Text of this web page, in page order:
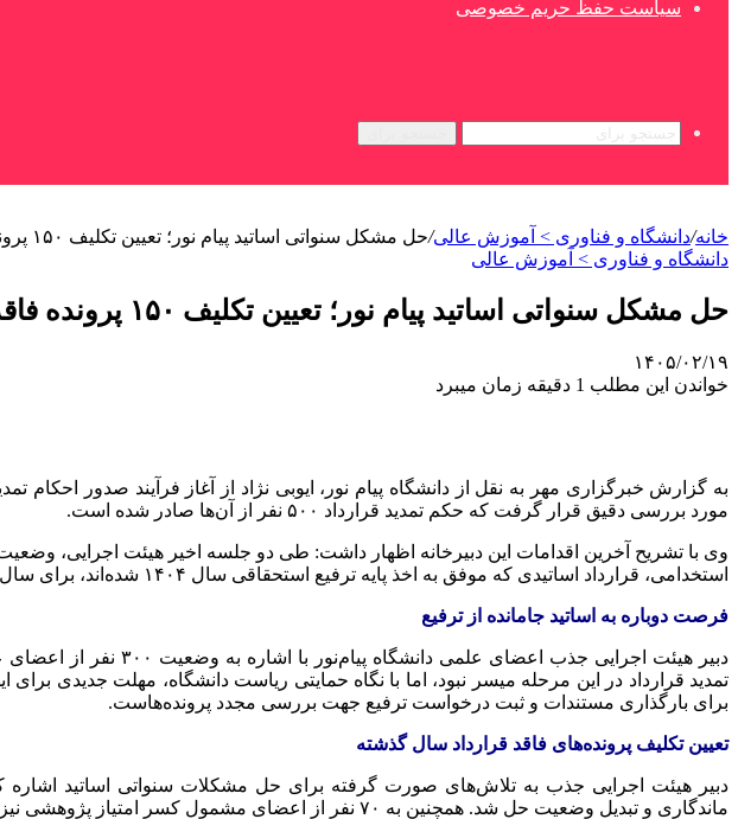
سیاست حفظ حریم خصوصی
خانه/دانشگاه و فناوری > آموزش عالی/حل مشکل سنواتی اساتید پیام نور؛ تعیین تکلیف ۱۵۰ پرونده فاقد قرارداد
دانشگاه و فناوری > آموزش عالی
حل مشکل سنواتی اساتید پیام نور؛ تعیین تکلیف ۱۵۰ پرونده فاقد قرارداد
۱۴۰۵/۰۲/۱۹
خواندن این مطلب 1 دقیقه زمان میبرد
مورد بررسی دقیق قرار گرفت که حکم تمدید قرارداد ۵۰۰ نفر از آن‌ها صادر شده است.
استخدامی، قرارداد اساتیدی که موفق به اخذ پایه ترفیع استحقاقی سال ۱۴۰۴ شده‌اند، برای سال ۱۴۰۵ تمدید و جهت صدور حکم به اداره کل امور اداری ارسال گردید.
‌فرصت دوباره به اساتید جامانده از ترفیع
تمدید قرارداد در این مرحله میسر نبود، اما با نگاه حمایتی ریاست دانشگاه، مهلت جدیدی
برای بارگذاری مستندات و ثبت درخواست ترفیع جهت بررسی مجدد پرونده‌هاست.
‌تعیین تکلیف پرونده‌های فاقد قرارداد سال گذشته
ماندگاری و تبدیل وضعیت حل شد. همچنین به ۷۰ نفر از اعضای مشمول کسر امتیاز پژوهشی نیز مهلتی جهت تقویت آثار علمی داده شد.